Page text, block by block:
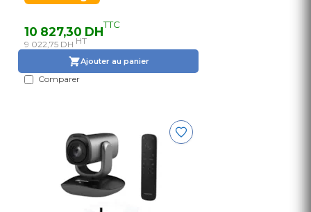
10 827,30 DHTTC
9 022,75 DH HT
Ajouter au panier
Comparer